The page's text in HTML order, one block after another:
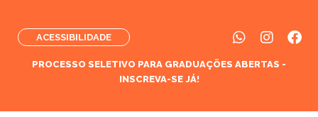
ACESSIBILIDADE
PROCESSO SELETIVO PARA GRADUAÇÕES ABERTAS -
INSCREVA-SE JÁ!